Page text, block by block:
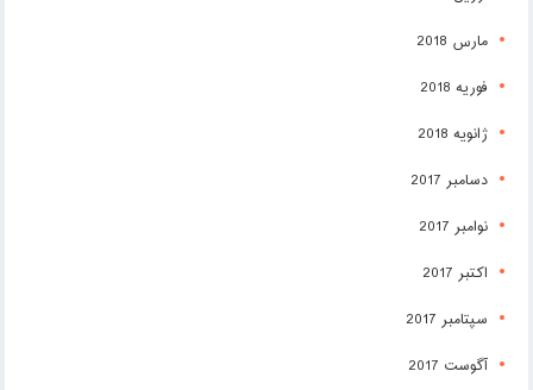
مارس 2018
فوریه 2018
ژانویه 2018
دسامبر 2017
نوامبر 2017
اکتبر 2017
سپتامبر 2017
آگوست 2017